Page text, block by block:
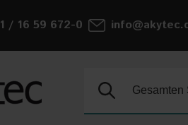
/ 16 59 672-0
Suche: